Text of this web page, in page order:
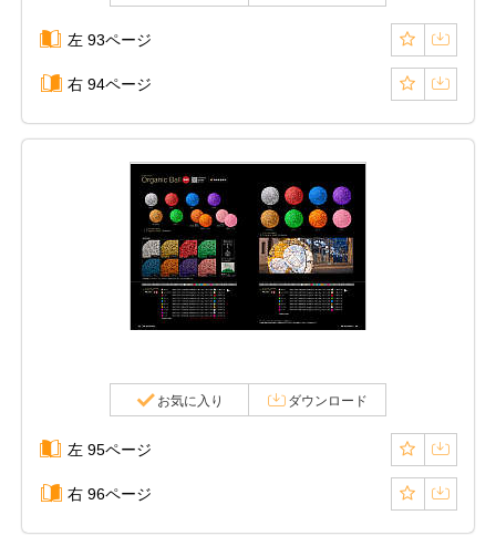
左 93ページ
右 94ページ
お気に入り ダウンロード
左 95ページ
右 96ページ